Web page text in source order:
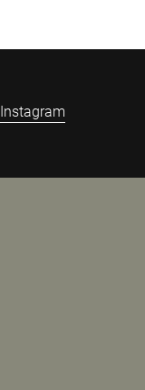
Instagram